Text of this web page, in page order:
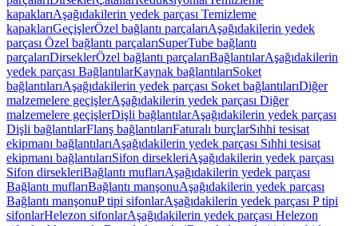
kapaklarıAşağıdakilerin yedek parçası Temizleme
kapaklarıGeçişlerÖzel bağlantı parçalarıAşağıdakilerin yedek
parçası Özel bağlantı parçalarıSuperTube bağlantı
parçalarıDirseklerÖzel bağlantı parçalarıBağlantılarAşağıdakilerin
yedek parçası BağlantılarKaynak bağlantılarıSoket
bağlantılarıAşağıdakilerin yedek parçası Soket bağlantılarıDiğer
malzemelere geçişlerAşağıdakilerin yedek parçası Diğer
malzemelere geçişlerDişli bağlantılarAşağıdakilerin yedek parçası
Dişli bağlantılarFlanş bağlantılarıFaturalı burçlarSıhhi tesisat
ekipmanı bağlantılarıAşağıdakilerin yedek parçası Sıhhi tesisat
ekipmanı bağlantılarıSifon dirsekleriAşağıdakilerin yedek parçası
Sifon dirsekleriBağlantı muflarıAşağıdakilerin yedek parçası
Bağlantı muflarıBağlantı manşonuAşağıdakilerin yedek parçası
Bağlantı manşonuP tipi sifonlarAşağıdakilerin yedek parçası P tipi
sifonlarHelezon sifonlarAşağıdakilerin yedek parçası Helezon